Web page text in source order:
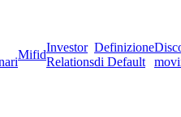
Mifid
Investor
Relations
Definizione
di Default